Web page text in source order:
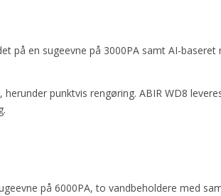
en sugeevne på 3000PA samt AI-
punktvis rengøring. ABIR WD8
på 6000PA, to vandbeholdere med